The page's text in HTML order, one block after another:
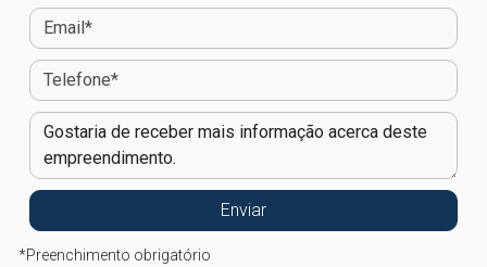
*Preenchimento obrigatório